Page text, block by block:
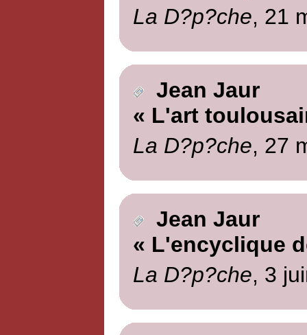
La D?p?che, 21
Jean Jaur
« L'art
La D?p?che, 27
Jean Jaur
« L'encyclique
La D?p?che, 3